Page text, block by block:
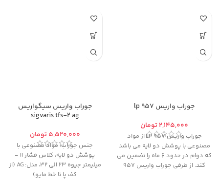
جوراب واریس 957 lp
تومان
جوراب واریس 957 LP از مواد
مصنوعی با پوشش دو لایه می باشد
که دوام در حدود ۶ ماه را تضمین می
کند. از طرفی جوراب واریس 957
جوراب واریس سیگواریس
sigvaris tfs-2 ag
تومان
جنس جوراب: مواد مصنوعی با
پوشش دو لایه، کلاس فشار II -
میلیمتر جیوه 23 الی 32،
مدل:
AG (از
کف پا تا خط مایو)